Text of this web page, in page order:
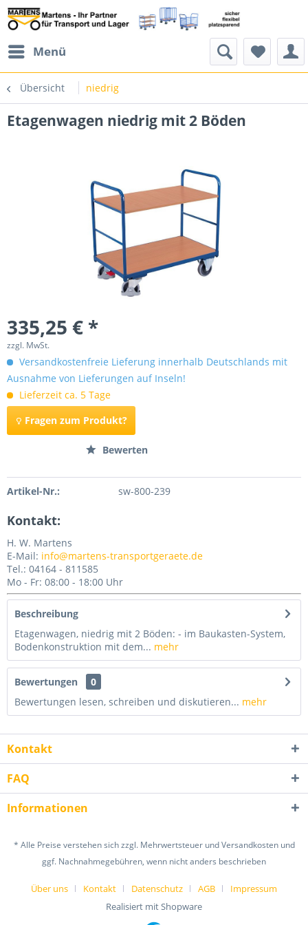
Menü
Übersicht niedrig
Etagenwagen niedrig mit 2 Böden
335,25 € *
zzgl. MwSt.
Versandkostenfreie Lieferung innerhalb Deutschlands mit
Ausnahme von Lieferungen auf Inseln!
Lieferzeit ca. 5 Tage
Fragen zum Produkt?
Bewerten
Artikel-Nr.: sw-800-239
Kontakt:
H. W. Martens
E-Mail: info@martens-transportgeraete.de
Tel.: 04164 - 811585
Mo - Fr: 08:00 - 18:00 Uhr
Beschreibung
Etagenwagen, niedrig mit 2 Böden: - im Baukasten-System,
Bodenkonstruktion mit dem... mehr
Bewertungen
0
Bewertungen lesen, schreiben und diskutieren... mehr
Kontakt
FAQ
Informationen
* Alle Preise verstehen sich zzgl. Mehrwertsteuer und Versandkosten und
ggf. Nachnahmegebühren, wenn nicht anders beschrieben
Über uns Kontakt Datenschutz AGB
Impressum
Realisiert mit Shopware